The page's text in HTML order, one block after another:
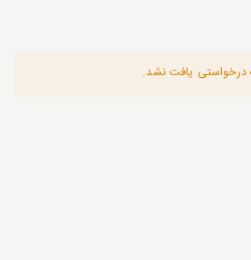
یافت نشد.